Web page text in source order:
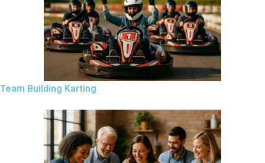
Team Building Karting